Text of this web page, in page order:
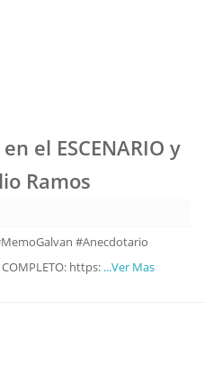
el ESCENARIO y
Ramos
#Anecdotario
https: ...Ver Mas